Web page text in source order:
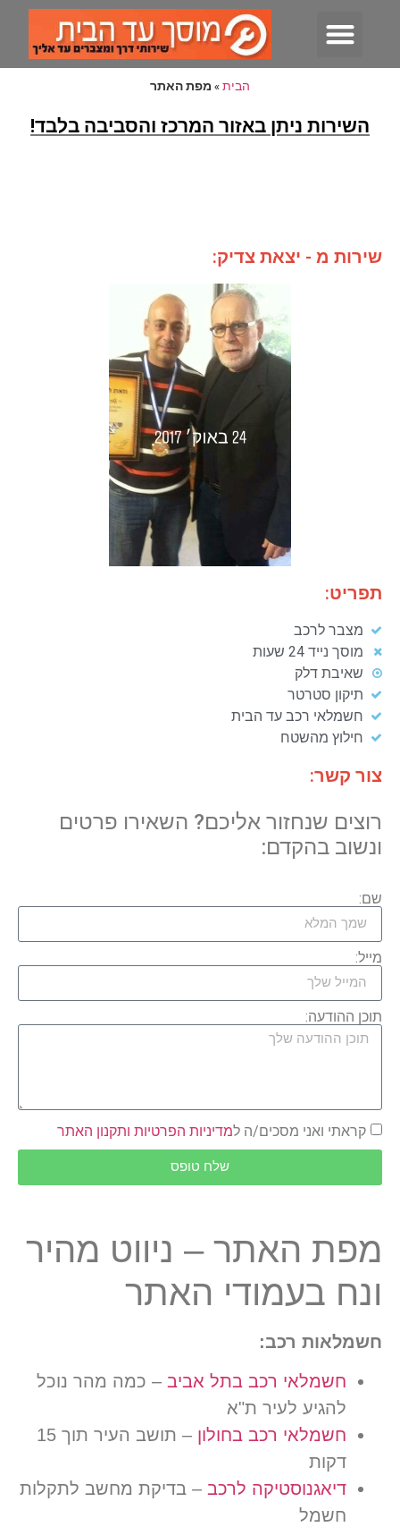
הבית» מפת האתר
השירות ניתן באזור המרכז והסביבה בלבד!
מפת האתר – ניווט מהיר
ונח בעמודי האתר
חשמלאות רכב:
חשמלאי רכב בתל אביב – כמה מהר נוכל
להגיע לעיר ת"א
חשמלאי רכב בחולון
– תושב העיר תוך 15
דקות
דיאגנוסטיקה לרכב – בדיקת מחשב לתקלות
חשמל
שירות מ - יצאת צדיק:
תפריט:
מצבר לרכב
מוסך נייד 24 שעות
שאיבת דלק
תיקון סטרטר
חשמלאי רכב עד הבית
חילוץ מהשטח
צור קשר:
רוצים שנחזור אליכם? השאירו פרטים
ונשוב בהקדם:
שם:
מייל:
תוכן ההודעה:
קראתי ואני מסכים/ה למדיניות הפרטיות ותקנון האתר
שלח טופס